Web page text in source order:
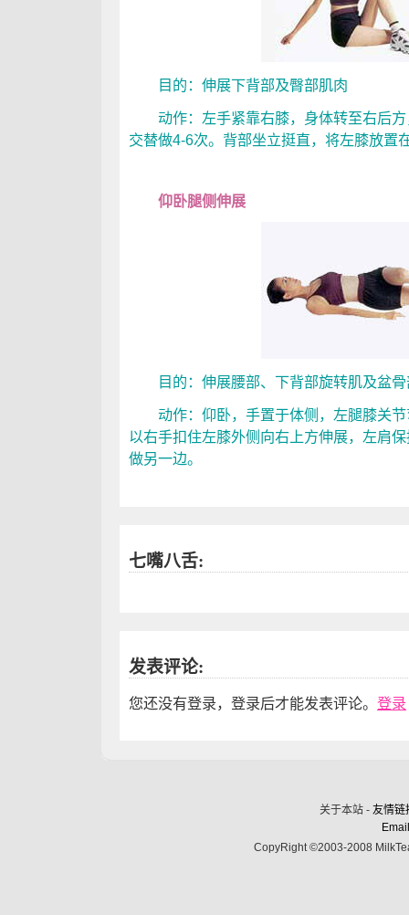
目的：伸展下背部及臀部肌肉
动作：左手紧靠右膝，身体转至右后方
交替做4-6次。背部坐立挺直，将左膝放置
仰卧腿侧伸展
目的：伸展腰部、下背部旋转肌及盆骨
动作：仰卧，手置于体侧，左腿膝关节
以右手扣住左膝外侧向右上方伸展，左肩
做另一边。
七嘴八舌:
发表评论:
您还没有登录，登录后才能发表评论。 登录
关于本站 - 友情链
CopyRight ©2003-2008